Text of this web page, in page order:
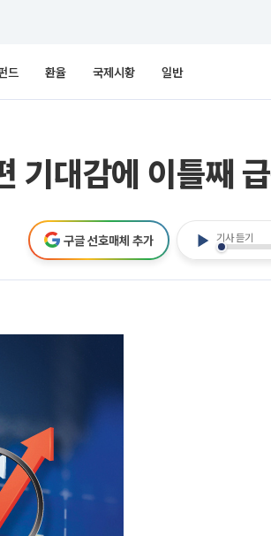
드 환율 국제시황 일반
기대감에 이틀째
기사 듣기
구글 선호매체 추가